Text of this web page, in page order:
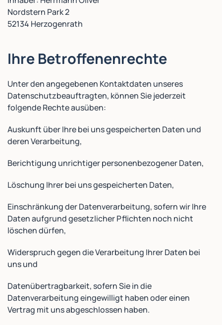
Nordstern Park 2
52134 Herzogenrath
Ihre Betroffenenrechte
Unter den angegebenen Kontaktdaten unseres
Datenschutzbeauftragten, können Sie jederzeit
folgende Rechte ausüben:
Auskunft über Ihre bei uns gespeicherten Daten und
deren Verarbeitung,
Berichtigung unrichtiger personenbezogener Daten,
Löschung Ihrer bei uns gespeicherten Daten,
Einschränkung der Datenverarbeitung, sofern wir Ihre
Daten aufgrund gesetzlicher Pflichten noch nicht
löschen dürfen,
Widerspruch gegen die Verarbeitung Ihrer Daten bei
uns und
Datenübertragbarkeit, sofern Sie in die
Datenverarbeitung eingewilligt haben oder einen
Vertrag mit uns abgeschlossen haben.